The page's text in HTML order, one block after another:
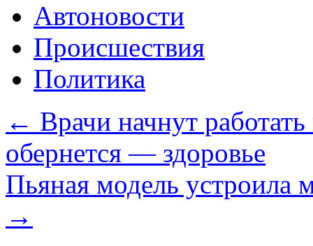
Автоновости
Происшествия
Политика
← Врачи начнут
обернется — здоровье
Пьяная модель
→